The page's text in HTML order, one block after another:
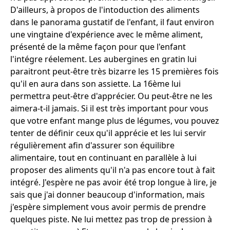
D'ailleurs, à propos de l'intoduction des aliments
dans le panorama gustatif de l'enfant, il faut environ
une vingtaine d'expérience avec le même aliment,
présenté de la même façon pour que l'enfant
l'intégre réelement. Les aubergines en gratin lui
paraitront peut-être très bizarre les 15 premières fois
qu'il en aura dans son assiette. La 16ème lui
permettra peut-être d'apprécier. Ou peut-être ne les
aimera-t-il jamais. Si il est très important pour vous
que votre enfant mange plus de légumes, vou pouvez
tenter de définir ceux qu'il apprécie et les lui servir
régulièrement afin d'assurer son équilibre
alimentaire, tout en continuant en parallèle à lui
proposer des aliments qu'il n'a pas encore tout à fait
intégré. J'espère ne pas avoir été trop longue à lire, je
sais que j'ai donner beaucoup d'information, mais
j'espère simplement vous avoir permis de prendre
quelques piste. Ne lui mettez pas trop de pression à